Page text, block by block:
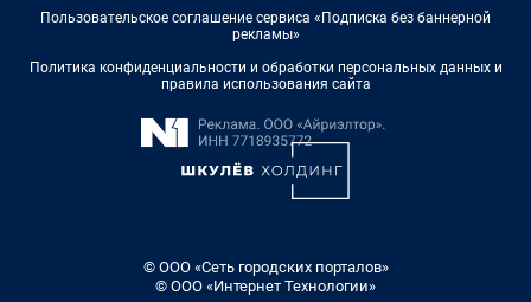
Пользовательское соглашение сервиса «Подписка без баннерной
рекламы»
Политика конфиденциальности и обработки персональных данных и
правила использования сайта
© ООО «Сеть городских порталов»
© ООО «Интернет Технологии»